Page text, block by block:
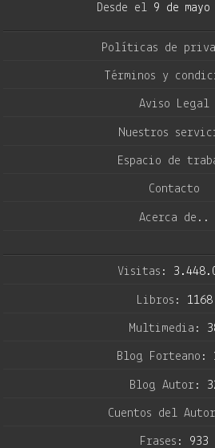
Desde el 9 de
Políticas de
Términos y
Aviso Legal
Nuestros
Espacio de
Contacto
Acerca de..
Visitas:
Libros: 1168
Multimedia:
Blog Forteano:
Blog Autor:
Cuentos del
Frases: 933